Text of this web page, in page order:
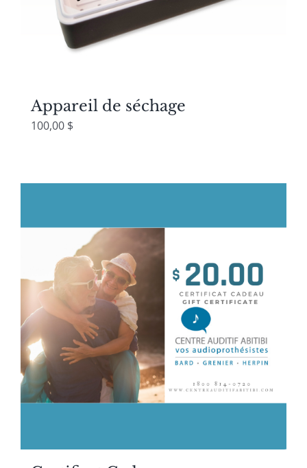
Appareil de séchage
100,00 $